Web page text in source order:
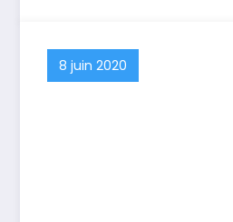
8 juin 2020